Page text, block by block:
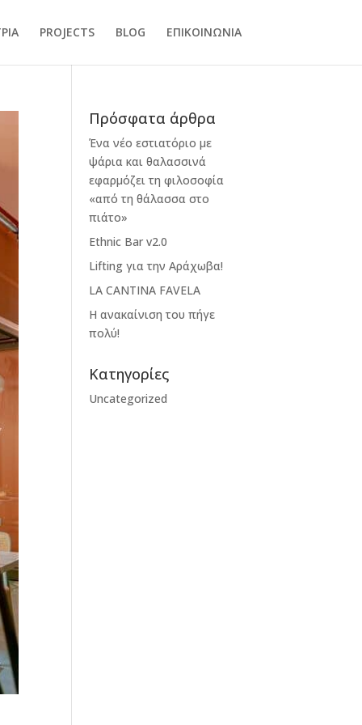
PROJECTS BLOG ΕΠΙΚΟΙΝΩΝΙΑ
Πρόσφατα άρθρα
Ένα νέο εστιατόριο με
ψάρια και θαλασσινά
εφαρμόζει τη φιλοσοφία
«από τη θάλασσα στο
πιάτο»
Ethnic Bar v2.0
Lifting για την Αράχωβα!
LA CANTINA FAVELA
Η ανακαίνιση του πήγε
πολύ!
Kατηγορίες
Uncategorized